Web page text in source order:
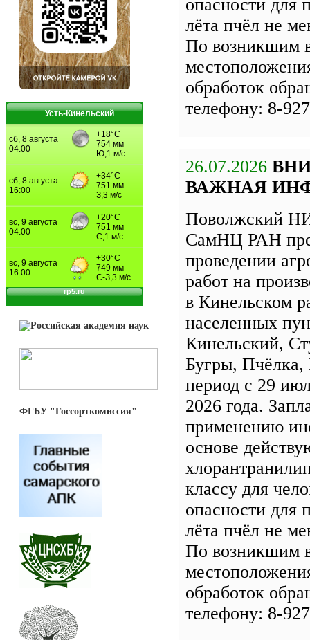
Усть-Кинельский
ФГБУ "Госсорткомиссия"
опасности для
лёта пчёл не
По возникшим
обработок
телефону: 8-
26.07.2026
ВАЖНАЯ
Поволжский
СамНЦ РАН
проведении
работ на
в Кинельском
населенных
Кинельский,
Бугры,
период с 29
2026 года.
применению
основе
классу для
опасности для
лёта пчёл не
По возникшим
обработок
телефону: 8-